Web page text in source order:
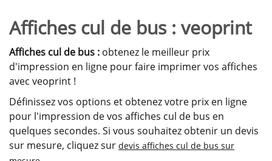
Affiches cul de bus : veoprint
Affiches cul de bus : obtenez le meilleur prix
d'impression en ligne pour faire imprimer vos affiches
avec veoprint !
Définissez vos options et obtenez votre prix en ligne
pour l'impression de vos affiches cul de bus en
quelques secondes. Si vous souhaitez obtenir un devis
sur mesure, cliquez sur devis affiches cul de bus sur